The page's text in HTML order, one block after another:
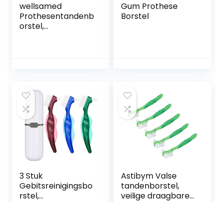
wellsamed
Prothesentandenb
orstel,
prothesenreiniging
, 1 stuk (blauw)
Gum Prothese
Borstel
3 Stuk
Gebitsreinigingsbo
rstel,
Astibym Valse
tandenborstel,
veilige draagbare